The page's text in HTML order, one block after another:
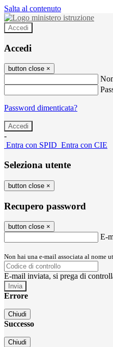
Salta al contenuto
Accedi
Accedi
button close ×
Password dimenticata?
-
Entra con SPID Entra con CIE
Seleziona utente
button close ×
Recupero password
button close ×
E-
Non hai una e-mail associata al nome
E-mail inviata, si prega di
Errore
Chiudi
Successo
Chiudi